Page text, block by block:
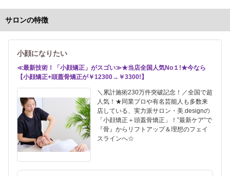
サロンの特徴
小顔になりたい
≪最新技術！「小顔矯正」がスゴい≫★当店全国人気No１!★今なら
【小顔矯正+頭蓋骨矯正が￥12300→￥3300!】
＼累計施術230万件突破記念！／全国で超
人気！★同業プロや有名芸能人も多数来
店している、実力派サロン・美.designの
「小顔矯正＋頭蓋骨矯正」！”最新ケア”で
『骨』からリフトアップ＆理想のフェイ
スラインへ☆